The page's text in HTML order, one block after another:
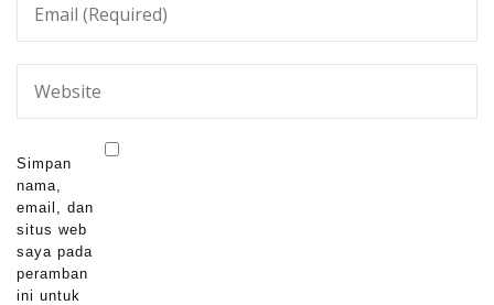
Simpan
nama,
email, dan
situs web
saya pada
peramban
ini untuk